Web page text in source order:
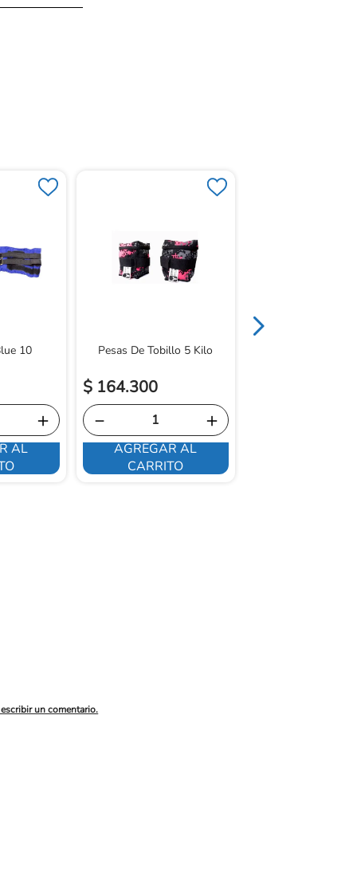
10
＋
AL
Pesas De Tobillo 5 Kilo
$ 164.300
＋
－
AGREGAR AL
CARRITO
un comentario.